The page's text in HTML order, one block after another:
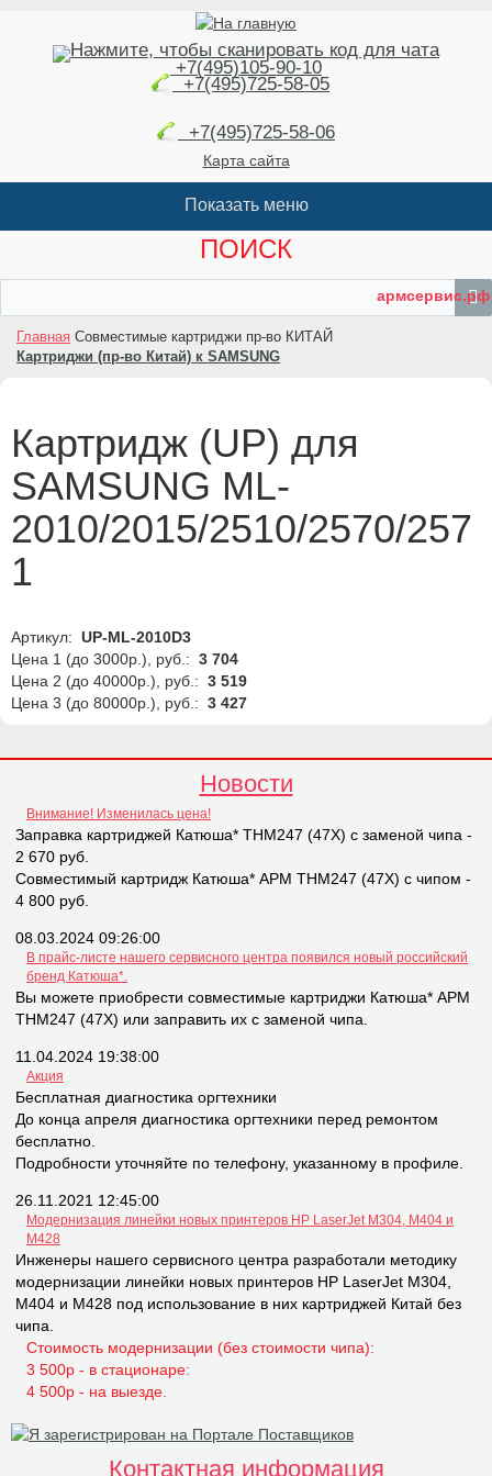
+7(495)105-90-10
+7(495)725-58-05
+7(495)725-58-06
Карта сайта
ПОИСК
армсервис.рф
Главная Совместимые картриджи пр-во КИТАЙ
Картриджи (пр-во Китай) к SAMSUNG
Картридж (UP) для
SAMSUNG ML-
2010/2015/2510/2570/257
1
Артикул: UP-ML-2010D3
Цена 1 (до 3000р.), руб.: 3 704
Цена 2 (до 40000р.), руб.: 3 519
Цена 3 (до 80000р.), руб.: 3 427
Новости
Внимание! Изменилась цена!
Заправка картриджей Катюша* THM247 (47X) с заменой чипа -
2 670 руб.
Совместимый картридж Катюша* APM THM247 (47X) с чипом -
4 800 руб.
08.03.2024 09:26:00
В прайс-листе нашего сервисного центра появился новый российский
бренд Катюша*.
Вы можете приобрести совместимые картриджи Катюша* APM
THM247 (47X) или заправить их с заменой чипа.
11.04.2024 19:38:00
Акция
Бесплатная диагностика оргтехники
До конца апреля диагностика оргтехники перед ремонтом
бесплатно.
Подробности уточняйте по телефону, указанному в профиле.
26.11.2021 12:45:00
Модернизация линейки новых принтеров НР LaserJet M304, M404 и
M428
Инженеры нашего сервисного центра разработали методику
модернизации линейки новых принтеров НР LaserJet M304,
M404 и M428 под использование в них картриджей Китай без
чипа.
Стоимость модернизации (без стоимости чипа):
3 500р - в стационаре:
4 500р - на выезде.
Контактная информация